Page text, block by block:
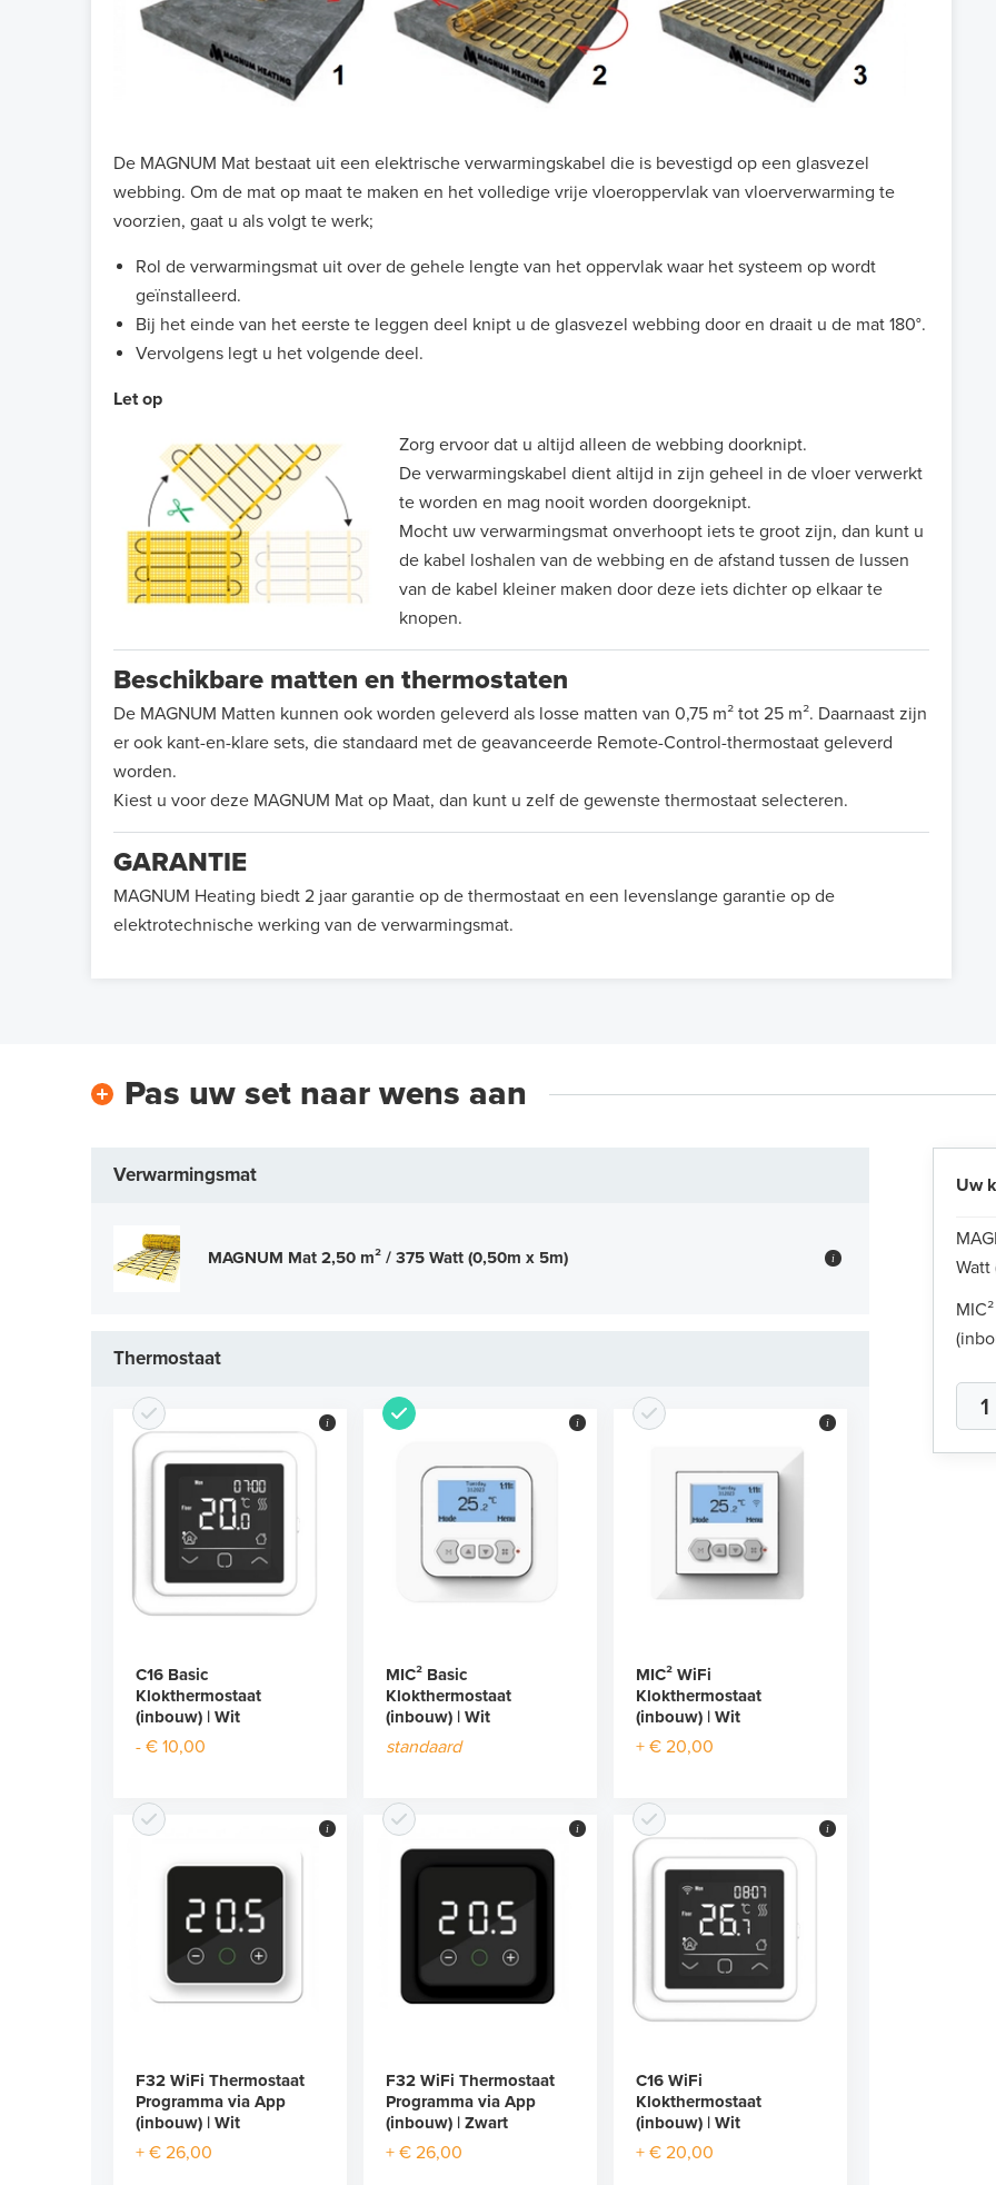
De MAGNUM Mat bestaat uit een elektrische verwarmingskabel die is bevestigd op een glasvezel
webbing. Om de mat op maat te maken en het volledige vrije vloeroppervlak van vloerverwarming te
voorzien, gaat u als volgt te werk;
Rol de verwarmingsmat uit over de gehele lengte van het oppervlak waar het systeem op wordt
geïnstalleerd.
Bij het einde van het eerste te leggen deel knipt u de glasvezel webbing door en draait u de mat 180°.
Vervolgens legt u het volgende deel.
Let op
Zorg ervoor dat u altijd alleen de webbing doorknipt.
De verwarmingskabel dient altijd in zijn geheel in de vloer verwerkt
te worden en mag nooit worden doorgeknipt.
Mocht uw verwarmingsmat onverhoopt iets te groot zijn, dan kunt u
de kabel loshalen van de webbing en de afstand tussen de lussen
van de kabel kleiner maken door deze iets dichter op elkaar te
knopen.
Beschikbare matten en thermostaten
De MAGNUM Matten kunnen ook worden geleverd als losse matten van 0,75 m² tot 25 m². Daarnaast zijn
er ook kant-en-klare sets, die standaard met de geavanceerde Remote-Control-thermostaat geleverd
worden.
Kiest u voor deze MAGNUM Mat op Maat, dan kunt u zelf de gewenste thermostaat selecteren.
GARANTIE
MAGNUM Heating biedt 2 jaar garantie op de thermostaat en een levenslange garantie op de
elektrotechnische werking van de verwarmingsmat.
Pas uw set naar wens aan
Verwarmingsmat
MAGNUM Mat 2,50 m² / 375 Watt (0,50m x 5m) i
Thermostaat
C16 Basic
Klokthermostaat
(inbouw) | Wit
- € 10,00
i
MIC² Basic
Klokthermostaat
(inbouw) | Wit
standaard
i
MIC² WiFi
Klokthermostaat
(inbouw) | Wit
+ € 20,00
i
F32 WiFi Thermostaat
Programma via App
(inbouw) | Wit
+ € 26,00
i
F32 WiFi Thermostaat
Programma via App
(inbouw) | Zwart
+ € 26,00
i
C16 WiFi
Klokthermostaat
(inbouw) | Wit
+ € 20,00
i
Uw
Watt